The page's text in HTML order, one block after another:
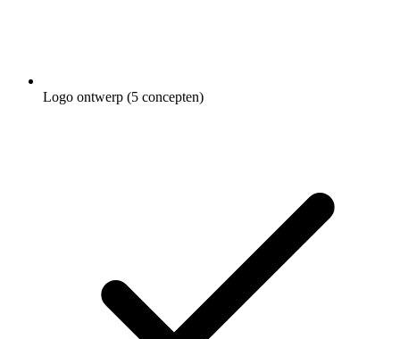
Logo ontwerp (5 concepten)